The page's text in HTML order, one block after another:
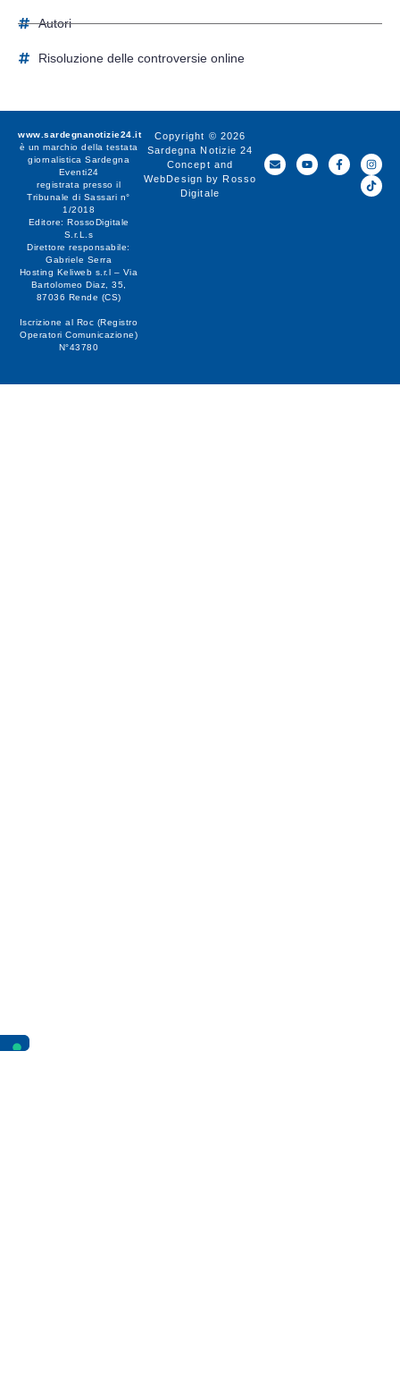
Autori
Risoluzione delle controversie online
Copyright © 2026
Sardegna Notizie 24
Concept and
WebDesign by Rosso
Digitale
www.sardegnanotizie24.it
è un marchio della testata
giornalistica Sardegna
Eventi24
registrata presso il
Tribunale di Sassari n°
1/2018
Editore: RossoDigitale
S.r.L.s
Direttore responsabile:
Gabriele Serra
Hosting Keliweb s.r.l – Via
Bartolomeo Diaz, 35,
87036 Rende (CS)
Iscrizione al Roc (Registro
Operatori Comunicazione)
N°43780